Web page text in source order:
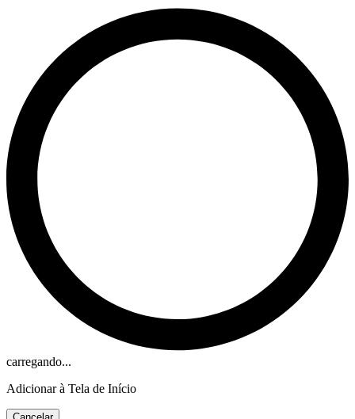
carregando...
Adicionar à Tela de Início